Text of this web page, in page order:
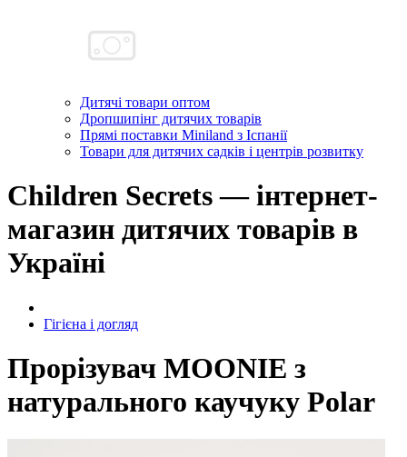
Дитячі товари оптом
Дропшипінг дитячих товарів
Прямі поставки Miniland з Іспанії
Товари для дитячих садків і центрів розвитку
Children Secrets — інтернет-
магазин дитячих товарів в
Україні
Гігієна і догляд
Прорізувач MOONIE з
натурального каучуку Polar